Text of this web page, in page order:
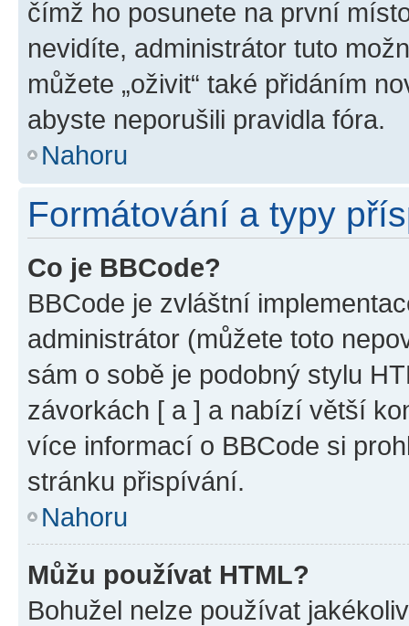
čímž ho posunete na první
nevidíte, administrátor tuto
můžete „oživit“ také přidáním
abyste neporušili pravidla fóra.
Nahoru
Formátování a typy
Co je BBCode?
BBCode je zvláštní
administrátor (můžete toto
sám o sobě je podobný stylu
závorkách [ a ] a nabízí větší
více informací o BBCode si
stránku přispívání.
Nahoru
Můžu používat HTML?
Bohužel nelze používat